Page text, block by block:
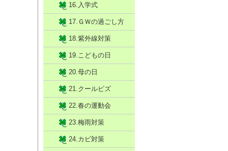
16.入学式
17.ＧＷの過ごし方
18.紫外線対策
19.こどもの日
20.母の日
21.クールビズ
22.春の運動会
23.梅雨対策
24.カビ対策